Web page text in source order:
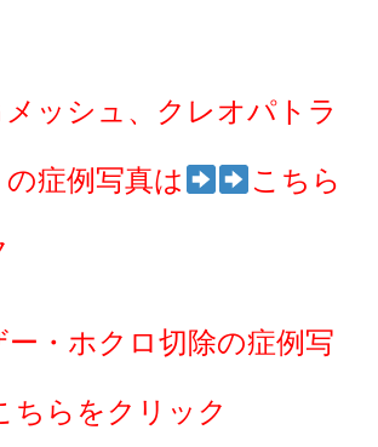
ッシュ、クレオパトラ
症例写真は こちら
ー・ホクロ切除の症例写
ちらをクリック